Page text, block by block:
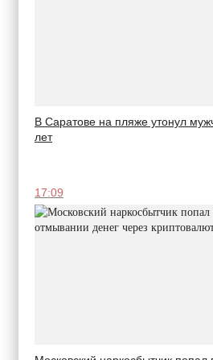
В Саратове на пляже утонул
лет
17:09